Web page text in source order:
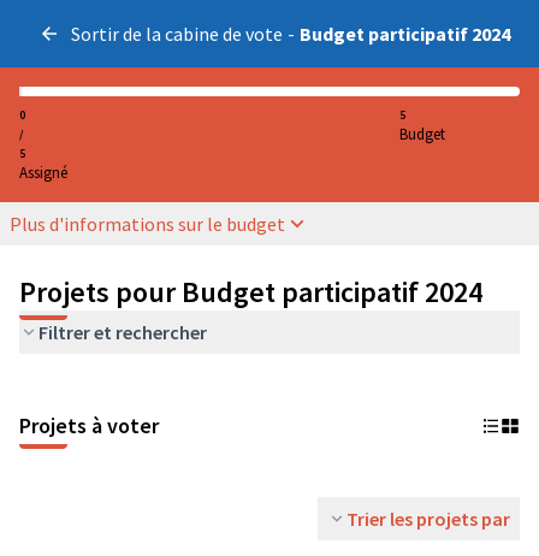
Sortir de la cabine de vote - Budget participatif 2024
0
/
5
Assigné
5
Budget
Plus d'informations sur le budget
Projets pour Budget participatif 2024
Filtrer et rechercher
Projets à voter
Trier les projets par